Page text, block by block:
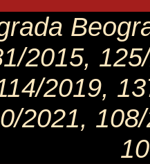
2015,
2019,
2021,